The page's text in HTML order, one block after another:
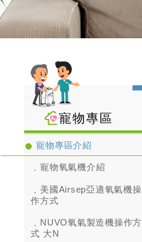
寵物專區
寵物專區介紹
寵物氧氣機介紹
美國Airsep亞適氧氣機操
作方式
NUVO氧氣製造機操作方
式 大N